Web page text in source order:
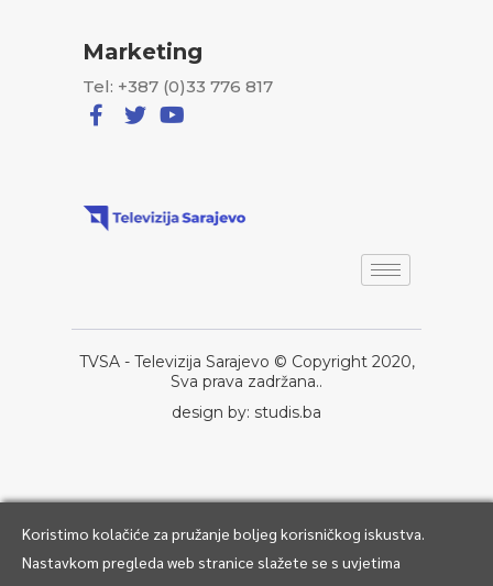
Marketing
Tel: +387 (0)33 776 817
TVSA - Televizija Sarajevo © Copyright 2020,
Sva prava zadržana..
design by: studis.ba
Koristimo kolačiće za pružanje boljeg korisničkog iskustva.
Nastavkom pregleda web stranice slažete se s uvjetima